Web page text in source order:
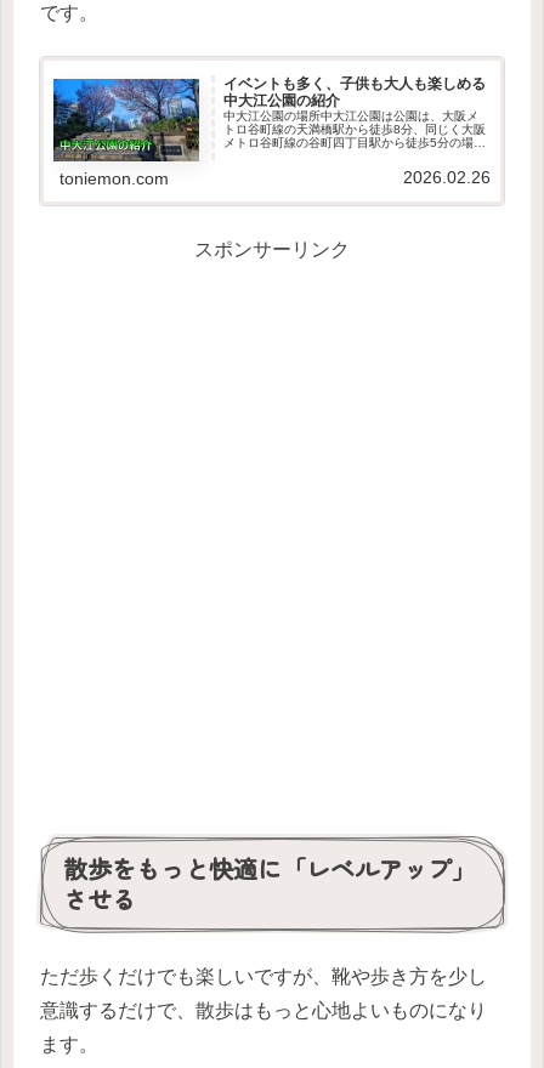
です。
イベントも多く、子供も大人も楽しめる
中大江公園の紹介
中大江公園の場所中大江公園は公園は、大阪メ
トロ谷町線の天満橋駅から徒歩8分、同じく大阪
メトロ谷町線の谷町四丁目駅から徒歩5分の場所
園周辺にはコインパーキングが多くあるので、
toniemon.com 2026.02.26
スポンサーリンク
散歩をもっと快適に「レベルアップ」
させる
ただ歩くだけでも楽しいですが、靴や歩き方を少し
意識するだけで、散歩はもっと心地よいものになり
ます。